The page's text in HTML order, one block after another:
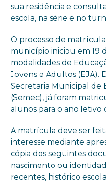
sua residência e
escola, na série e no
O processo de
município iniciou em 19
modalidades de
Jovens e Adultos (EJA).
Secretaria Municipal de
(Semec), já foram
alunos para o ano letivo
A matrícula deve ser
interesse mediante
cópia dos seguintes
nascimento ou
recentes, histórico